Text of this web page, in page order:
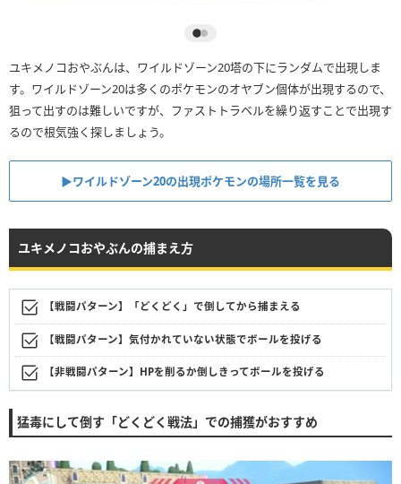
ユキメノコおやぶんは、ワイルドゾーン20塔の下にランダムで出現しま
す。ワイルドゾーン20は多くのポケモンのオヤブン個体が出現するので、
狙って出すのは難しいですが、ファストトラベルを繰り返すことで出現す
るので根気強く探しましょう。
▶︎ワイルドゾーン20の出現ポケモンの場所一覧を見る
ユキメノコおやぶんの捕まえ方
【戦闘パターン】「どくどく」で倒してから捕まえる
【戦闘パターン】気付かれていない状態でボールを投げる
【非戦闘パターン】HPを削るか倒しきってボールを投げる
猛毒にして倒す「どくどく戦法」での捕獲がおすすめ